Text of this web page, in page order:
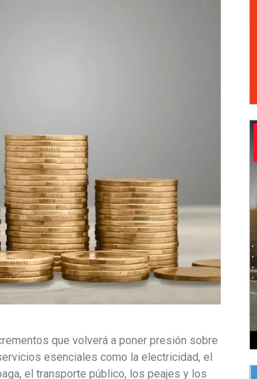
que volverá a poner presión sobre
esenciales como la electricidad, el
el transporte público, los peajes y los